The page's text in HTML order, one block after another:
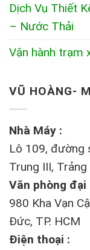
Dịch Vụ Thiết
– Nước Thải
Vận hành trạm
VŨ HOÀNG-
Nhà Máy :
Lô 109, đường
Trung III,
Văn phòng đại
980 Kha Vạn
Đức, TP. HCM
Điện thoại :